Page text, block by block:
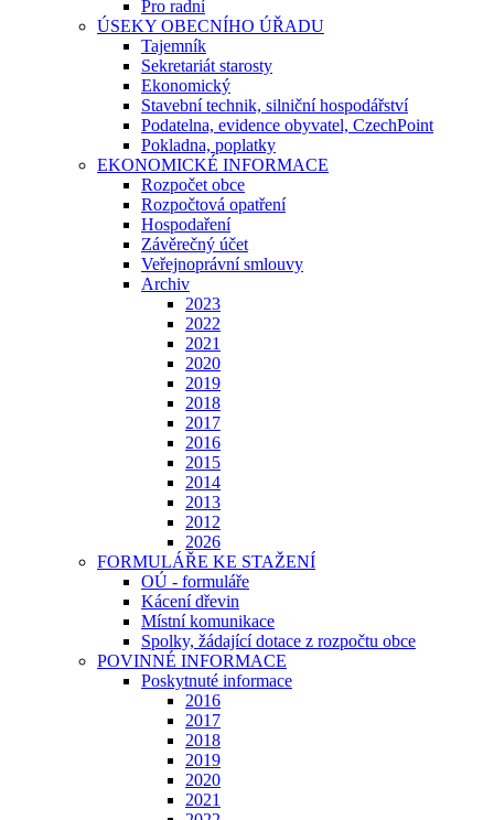
Pro radní
ÚSEKY OBECNÍHO ÚŘADU
Tajemník
Sekretariát starosty
Ekonomický
Stavební technik, silniční hospodářství
Podatelna, evidence obyvatel, CzechPoint
Pokladna, poplatky
EKONOMICKÉ INFORMACE
Rozpočet obce
Rozpočtová opatření
Hospodaření
Závěrečný účet
Veřejnoprávní smlouvy
Archiv
2023
2022
2021
2020
2019
2018
2017
2016
2015
2014
2013
2012
2026
FORMULÁŘE KE STAŽENÍ
OÚ - formuláře
Kácení dřevin
Místní komunikace
Spolky, žádající dotace z rozpočtu obce
POVINNÉ INFORMACE
Poskytnuté informace
2016
2017
2018
2019
2020
2021